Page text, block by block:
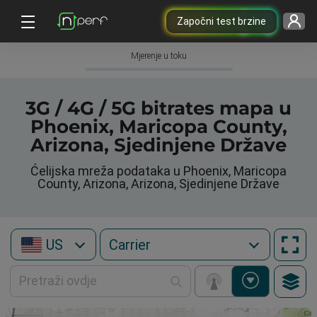
Započni test brzine
Mjerenje u toku
3G / 4G / 5G bitrates mapa u
Phoenix, Maricopa County,
Arizona, Sjedinjene Države
Ćelijska mreža podataka u Phoenix, Maricopa
County, Arizona, Arizona, Sjedinjene Države
US